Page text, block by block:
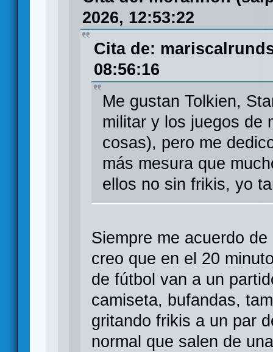
2026, 12:53:22
Cita de:
08:56:16
Me gustan Tolkien,
militar y los juegos de
cosas), pero me
más mesura que
ellos no sin frikis, yo
Siempre me acuerdo
creo que en el 20
de fútbol van a un
camiseta, bufandas,
gritando frikis a un par
normal que salen de